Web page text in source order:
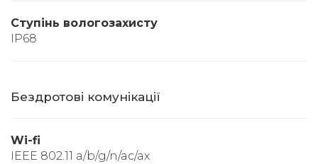
Ступінь вологозахисту
IP68
Бездротові комунікації
Wi-fi
IEEE 802.11 a/b/g/n/ac/ax